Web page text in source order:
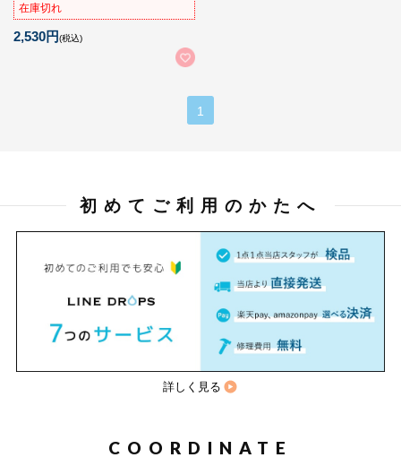
在庫切れ
2,530円(税込)
1
初めてご利用のかたへ
詳しく見る
COORDINATE